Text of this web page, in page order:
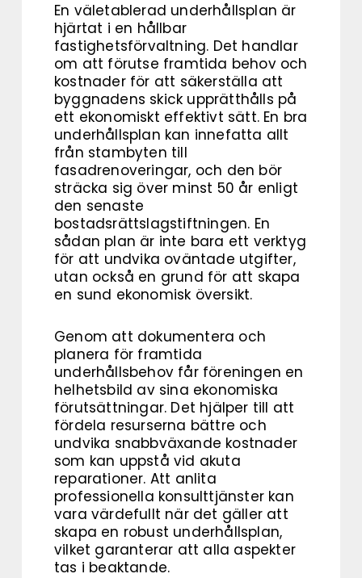
En väletablerad underhållsplan är
hjärtat i en hållbar
fastighetsförvaltning. Det handlar
om att förutse framtida behov och
kostnader för att säkerställa att
byggnadens skick upprätthålls på
ett ekonomiskt effektivt sätt. En bra
underhållsplan kan innefatta allt
från stambyten till
fasadrenoveringar, och den bör
sträcka sig över minst 50 år enligt
den senaste
bostadsrättslagstiftningen. En
sådan plan är inte bara ett verktyg
för att undvika oväntade utgifter,
utan också en grund för att skapa
en sund ekonomisk översikt.
Genom att dokumentera och
planera för framtida
underhållsbehov får föreningen en
helhetsbild av sina ekonomiska
förutsättningar. Det hjälper till att
fördela resurserna bättre och
undvika snabbväxande kostnader
som kan uppstå vid akuta
reparationer. Att anlita
professionella konsulttjänster kan
vara värdefullt när det gäller att
skapa en robust underhållsplan,
vilket garanterar att alla aspekter
tas i beaktande.